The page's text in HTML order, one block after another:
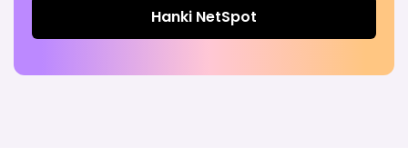
Hanki NetSpot